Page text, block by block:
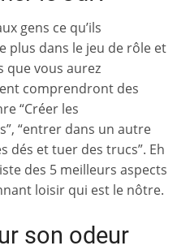
gens ce qu’ils
plus dans le jeu de rôle et
que vous aurez
comprendront des
“Créer les
“entrer dans un autre
dés et tuer des trucs”. Eh
des 5 meilleurs aspects
loisir qui est le nôtre.
son odeur